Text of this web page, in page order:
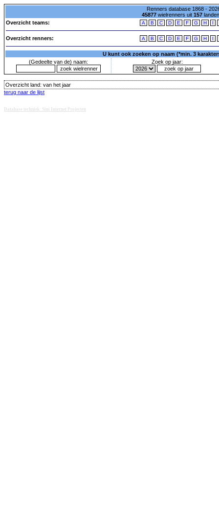
Renners database 1868 -
45877wielrenners uit 157
Overzicht teams:
A B C D E F G H I
Overzicht renners: A B C D E F G H I
U kunt ook zoeken op naam (*min. 3
(Gedeelte van de) naam:
Zoek op jaar:
Overzicht land: van het jaar
terug naar de lijst
Database techniek: Sini Internet Projecten